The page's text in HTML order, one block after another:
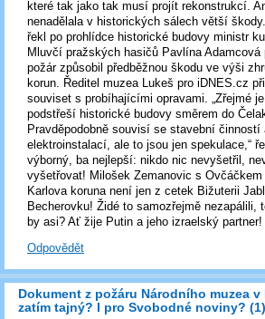
které tak jako tak musí projít rekonstrukcí.
nenadělala v historických sálech větší
řekl po prohlídce historické budovy ministr
Mluvčí pražských hasičů Pavlína Adamcová
požár způsobil předběžnou škodu ve výši
korun. Ředitel muzea Lukeš pro iDNES.cz
souviset s probíhajícími opravami. „Zřejmé
podstřeší historické budovy směrem do
Pravděpodobně souvisí se stavební činností
elektroinstalací, ale to jsou jen spekulace,“
výborný, ba nejlepší: nikdo nic nevyšetřil,
vyšetřovat! Milošek Zemanovic s
Karlova koruna není jen z cetek Bižuterii
Becherovku! Židé to samozřejmě nezapálili,
by asi? Ať žije Putin a jeho izraelský partner!
Odpovědět
Dokument z požáru Národního muzea v
zatím tajný? I pro Svobodné noviny? (1)